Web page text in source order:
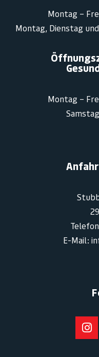
Montag –
Montag, Dienstag
Montag –
E-Mail: